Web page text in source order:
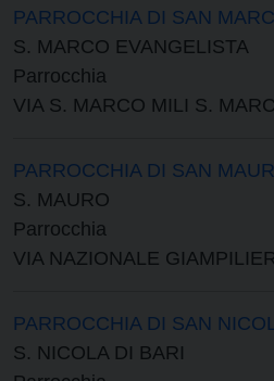
PARROCCHIA DI SAN
S. MARCO EVANGELISTA
Parrocchia
VIA S. MARCO MILI S.
PARROCCHIA DI SAN
S. MAURO
Parrocchia
VIA NAZIONALE
PARROCCHIA DI SAN
S. NICOLA DI BARI